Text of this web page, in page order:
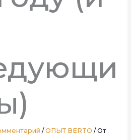
/ОПЫТ BERTO / От